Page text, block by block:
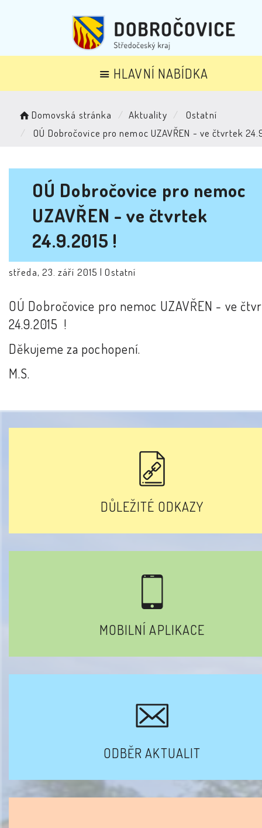
HLAVNÍ NABÍDKA
Domovská stránka Aktuality
Ostatní
OÚ Dobročovice pro nemoc UZAVŘEN - ve čtvrtek
OÚ Dobročovice pro nemoc
UZAVŘEN - ve čtvrtek
24.9.2015 !
středa, 23. září 2015 |Ostatní
OÚ Dobročovice pro nemoc UZAVŘEN - ve
24.9.2015 !
Děkujeme za pochopení.
M.S.
DŮLEŽITÉ ODKAZY
MOBILNÍ APLIKACE
ODBĚR AKTUALIT